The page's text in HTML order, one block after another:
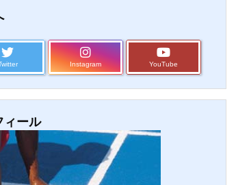
Instagram YouTube
ィール